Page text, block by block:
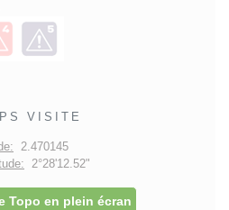
VISITE
2.470145
2°28'12.52"
Topo en plein écran